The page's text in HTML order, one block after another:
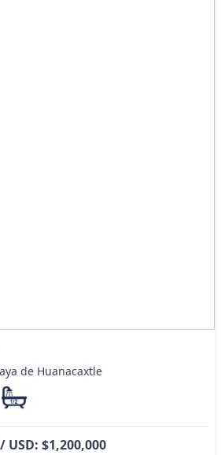
de Huanacaxtle
USD: $1,200,000